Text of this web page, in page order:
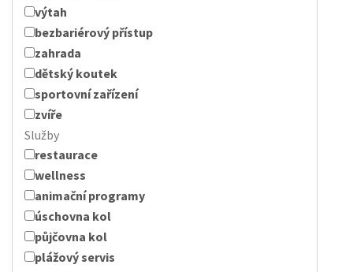
výtah
bezbariérový přístup
zahrada
dětský koutek
sportovní zařízení
zvíře
Služby
restaurace
wellness
animační programy
úschovna kol
půjčovna kol
plážový servis